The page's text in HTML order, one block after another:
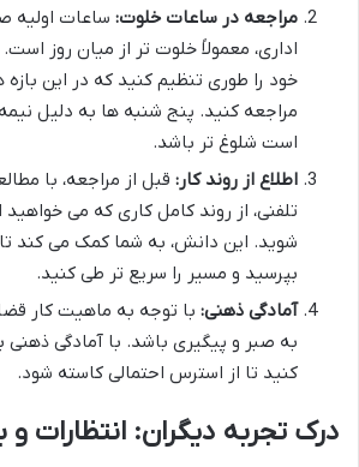
مراجعه در ساعات خلوت: ساعات اولیه
اداری، معمولاً خلوت تر از میان روز
خود را طوری تنظیم کنید که در این بازه
مراجعه کنید. پنج شنبه ها به دلیل
است شلوغ تر باشد.
اطلاع از روند کار: قبل از مراجعه، با
تلفنی، از روند کامل کاری که می
شوید. این دانش، به شما کمک می کند
بپرسید و مسیر را سریع تر طی کنید.
آمادگی ذهنی: با توجه به ماهیت کار
به صبر و پیگیری باشد. با آمادگی ذهنی
کنید تا از استرس احتمالی کاسته شود.
درک تجربه دیگران: انتظارات و